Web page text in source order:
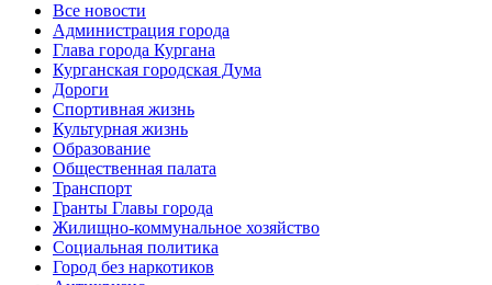
Все новости
Администрация города
Глава города Кургана
Курганская городская Дума
Дороги
Спортивная жизнь
Культурная жизнь
Образование
Общественная палата
Транспорт
Гранты Главы города
Жилищно-коммунальное хозяйство
Социальная политика
Город без наркотиков